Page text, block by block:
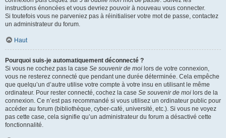
instructions énoncées et vous devriez pouvoir à nouveau vous connecter.
Si toutefois vous ne parveniez pas à réinitialiser votre mot de passe, contactez
un administrateur du forum.
Haut
Pourquoi suis-je automatiquement déconnecté ?
Si vous ne cochez pas la case Se souvenir de moi lors de votre connexion,
vous ne resterez connecté que pendant une durée déterminée. Cela empêche
que quelqu’un d’autre utilise votre compte à votre insu en utilisant le même
ordinateur. Pour rester connecté, cochez la case Se souvenir de moi lors de la
connexion. Ce n’est pas recommandé si vous utilisez un ordinateur public pour
accéder au forum (bibliothèque, cyber-café, université, etc.). Si vous ne voyez
pas cette case, cela signifie qu’un administrateur du forum a désactivé cette
fonctionnalité.